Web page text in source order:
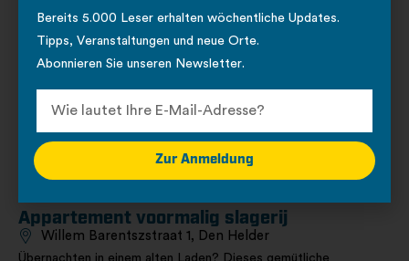
Unterkunft
Appartement voormalig slagerij
Willem Barentszstraat 1, Den Helder
Bereits 5.000 Leser erhalten wöchentliche Updates.
Tipps, Veranstaltungen und neue Orte.
Abonnieren Sie unseren Newsletter.
Zur Anmeldung